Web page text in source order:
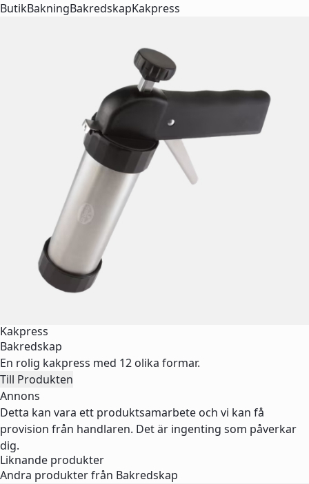
ButikBakningBakredskapKakpress
Kakpress
Bakredskap
En rolig kakpress med 12 olika formar.
Till Produkten
Annons
Detta kan vara ett produktsamarbete och vi kan få
provision från handlaren. Det är ingenting som påverkar
dig.
Liknande produkter
Andra produkter från Bakredskap